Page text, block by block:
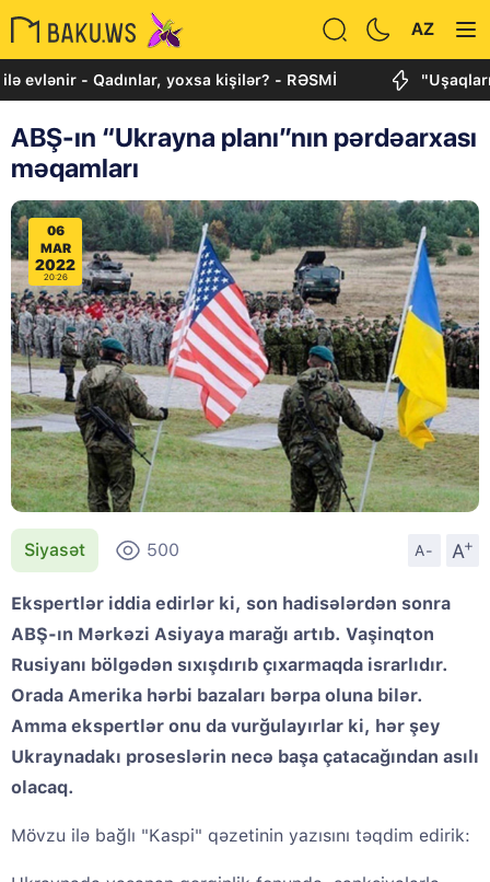
AZ
- Qadınlar, yoxsa kişilər? - RƏSMİ "Uşaqlarımızı
ABŞ-ın “Ukrayna planı”nın pərdəarxası
məqamları
06
MAR
2022
20:26
Siyasət 500 A- A
+
Ekspertlər iddia edirlər ki, son hadisələrdən sonra
ABŞ-ın Mərkəzi Asiyaya marağı artıb. Vaşinqton
Rusiyanı bölgədən sıxışdırıb çıxarmaqda israrlıdır.
Orada Amerika hərbi bazaları bərpa oluna bilər.
Amma ekspertlər onu da vurğulayırlar ki, hər şey
Ukraynadakı proseslərin necə başa çatacağından asılı
olacaq.
Mövzu ilə bağlı "Kaspi" qəzetinin yazısını təqdim edirik: